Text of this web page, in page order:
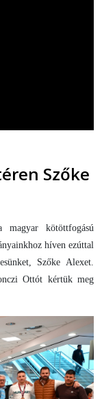
Szőke
magyar kötöttfogású
híven ezúttal
Szőke Alexet.
Ottót kértük meg